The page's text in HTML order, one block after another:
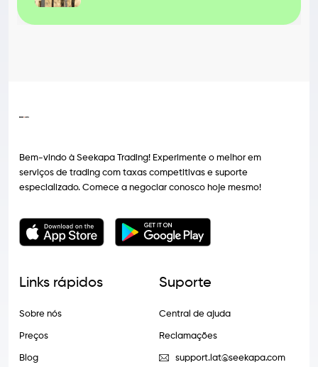
Bem-vindo à Seekapa Trading! Experimente o melhor em
serviços de trading com taxas competitivas e suporte
especializado. Comece a negociar conosco hoje mesmo!
Links rápidos
Sobre nós
Preços
Blog
Suporte
Central de ajuda
Reclamações
support.lat@seekapa.com